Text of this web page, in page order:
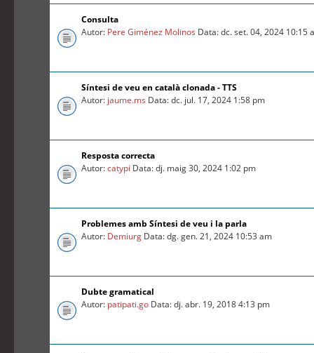
Consulta
Autor: Pere Giménez Molinos Data: dc. set. 04, 2024 10:15
Síntesi de veu en català clonada - TTS
Autor: jaume.ms Data: dc. jul. 17, 2024 1:58 pm
Resposta correcta
Autor:catypi Data: dj. maig 30, 2024 1:02 pm
Problemes amb Síntesi de veu i la parla
Autor: Demiurg Data: dg. gen. 21, 2024 10:53 am
Dubte gramatical
Autor: patipati.go Data: dj. abr. 19, 2018 4:13 pm